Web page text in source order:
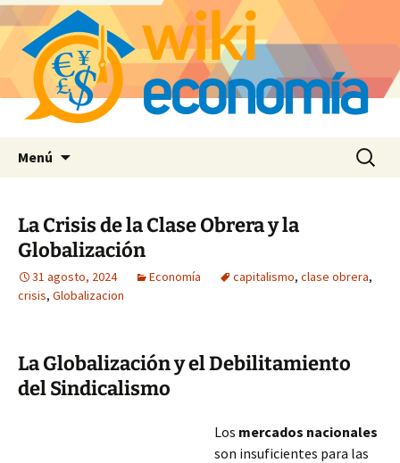
Menú Buscar:
La Crisis de la Clase Obrera y la
Globalización
31 agosto, 2024 Economía capitalismo, clase obrera,
crisis, Globalizacion
La Globalización y el Debilitamiento
del Sindicalismo
Los mercados nacionales
son insuficientes para las